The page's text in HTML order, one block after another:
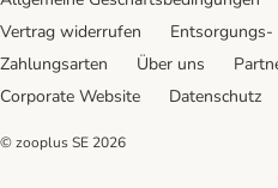
Vertrag widerrufen
Zahlungsarten
Über uns
Corporate Website
Datenschutz
© zooplus SE 2026